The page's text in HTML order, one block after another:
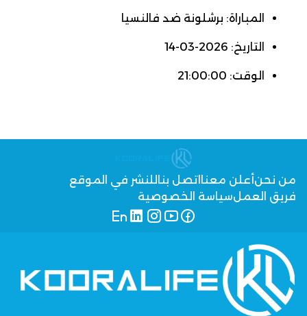
المباراة: برشلونة ضد فالنسيا
التاريخ: 2026-03-14
الوقت: 21:00:00
من نحنأعلن معنا اتصل بنا للنشر في الموقع
فريق العملسياسة الخصوصية